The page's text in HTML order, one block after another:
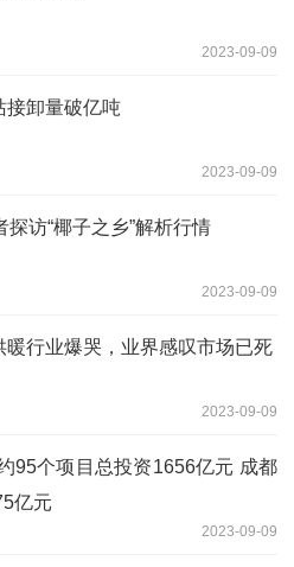
2023-09-09
接卸量破亿吨
2023-09-09
访“椰子之乡”解析行情
2023-09-09
行业爆哭，业界感叹市场已死
2023-09-09
95个项目总投资1656亿元 成都
亿元
2023-09-09